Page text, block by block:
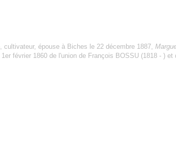
, cultivateur, épouse à Biches le 22 décembre 1887,
février 1860 de l'union de François BOSSU (1818 - ) et